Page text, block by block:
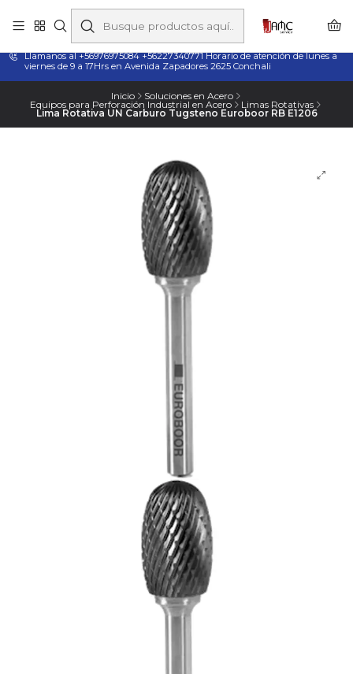
Taladros Magnéticos en Chile | Venta, Arriendo y Servicio
Técnico
Llamanos al +56976975084 +56227340771 Horario de atención de lunes a
viernes de 9 a 17Hrs en Avenida Zapadores 2625 Conchali
Inicio Soluciones en Acero
Equipos para Perforación Industrial en Acero Limas Rotativas
Lima Rotativa UN Carburo Tugsteno Euroboor RB E1206